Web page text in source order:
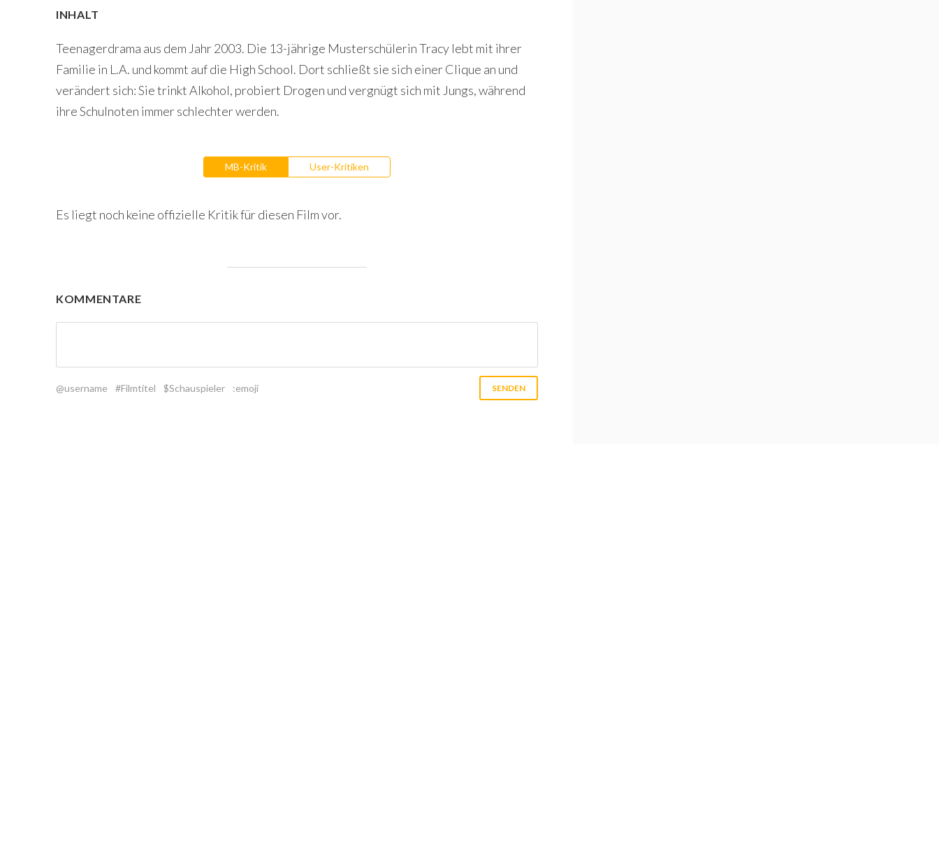
INHALT
Teenagerdrama aus dem Jahr 2003. Die 13-jährige Musterschülerin Tracy lebt mit ihrer
Familie in L.A. und kommt auf die High School. Dort schließt sie sich einer Clique an und
verändert sich: Sie trinkt Alkohol, probiert Drogen und vergnügt sich mit Jungs, während
ihre Schulnoten immer schlechter werden.
MB-Kritik User-Kritiken
Es liegt noch keine offizielle Kritik für diesen Film vor.
KOMMENTARE
@username #Filmtitel $Schauspieler :emoji